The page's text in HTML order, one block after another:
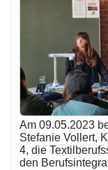
Am 09.05.2023
Stefanie Vollert,
4, die
den